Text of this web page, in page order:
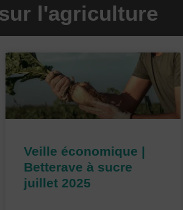
l'agriculture
Veille économique |
Betterave à sucre
juillet 2025
a
g
e
g
e
g
e
g
e